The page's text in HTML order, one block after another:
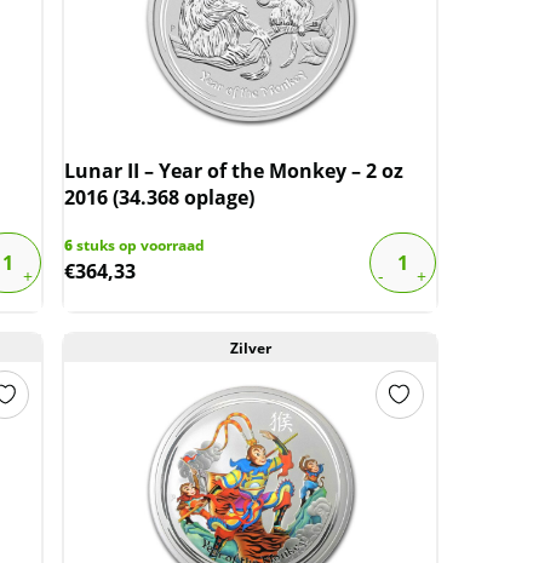
Lunar II – Year of the Monkey – 2 oz
2016 (34.368 oplage)
6stuks op voorraad
€364,33
Zilver